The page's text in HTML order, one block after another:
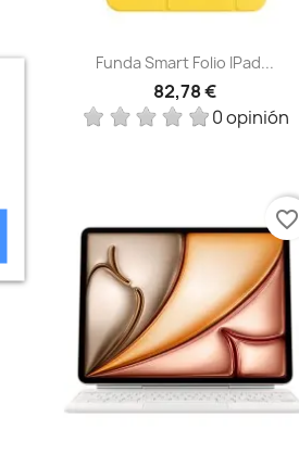
Vista rápida
Funda Smart Folio IPad...
82,78 €
0 opinión
favorite_border